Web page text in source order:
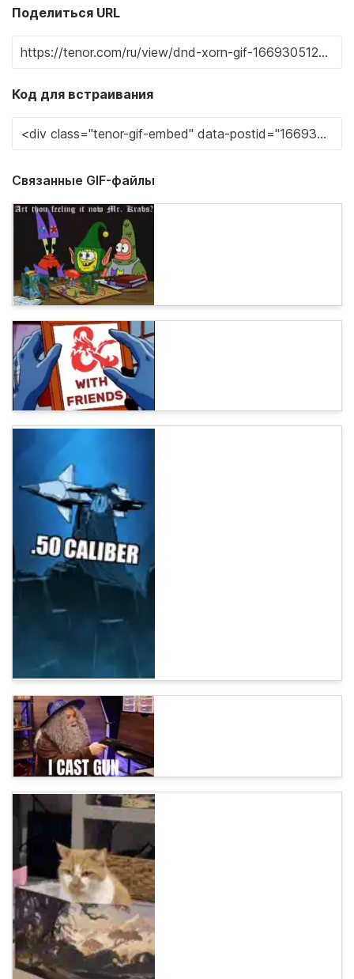
Поделиться URL
Код для встраивания
Связанные GIF-файлы